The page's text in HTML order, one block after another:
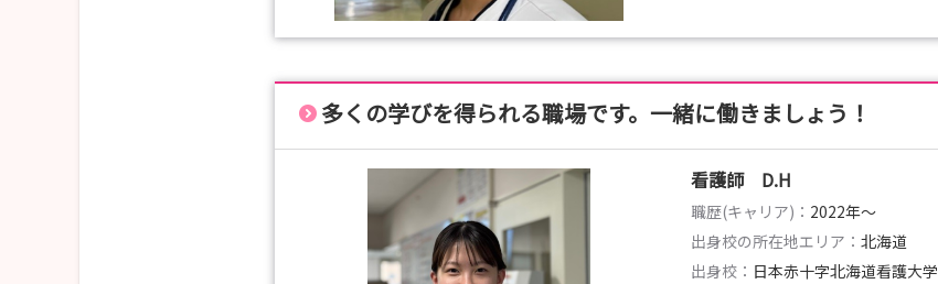
多くの学びを得られる職場です。一緒に働きましょう！
看護師 D.H
職歴(キャリア)： 2022年〜
出身校の所在地エリア： 北海道
出身校： 日本赤十字北海道看護大学